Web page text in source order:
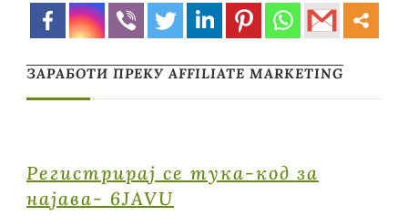
ЗАРАБОТИ ПРЕКУ AFFILIATE MARKETING
Регистрирај се тука-код за
најава- 6JAVU